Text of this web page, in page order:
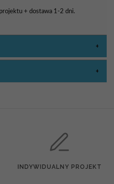
+ dostawa 1-2 dni.
INDYWIDUALNY PROJEKT